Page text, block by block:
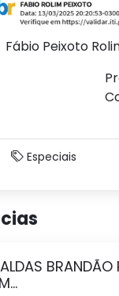
Fábio Peixoto
Especiais
BRANDÃO